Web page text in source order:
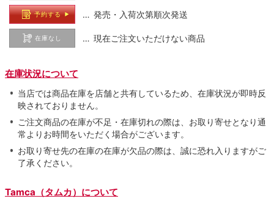
予約する … 発売・入荷次第順次発送
在庫なし … 現在ご注文いただけない商品
在庫状況について
当店では商品在庫を店舗と共有しているため、在庫状況が即時反
映されておりません。
ご注文商品の在庫が不足・在庫切れの際は、お取り寄せとなり通
常よりお時間をいただく場合がございます。
お取り寄せ先の在庫の在庫が欠品の際は、誠に恐れ入りますがご
了承ください。
Tamca（タムカ）について